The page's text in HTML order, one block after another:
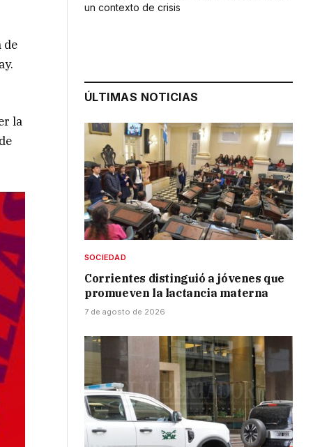
de
la
un contexto de crisis
ÚLTIMAS NOTICIAS
SOCIEDAD
Corrientes distinguió a jóvenes que
promueven la lactancia materna
7 de agosto de 2026